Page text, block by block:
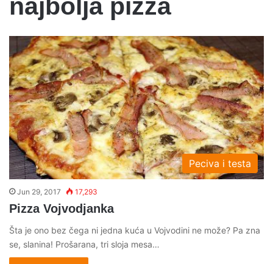
najbolja pizza
Peciva i testa
Jun 29, 2017 17,293
Pizza Vojvodjanka
Šta je ono bez čega ni jedna kuća u Vojvodini ne može? Pa zna
se, slanina! Prošarana, tri sloja mesa…